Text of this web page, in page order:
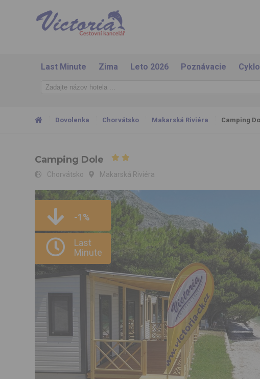
Last Minute Zima Leto 2026 Poznávacie Cyklo
Dovolenka Chorvátsko Makarská Riviéra Camping
Camping Dole
Chorvátsko Makarská Riviéra
Camping Dole
-1%
Last
Minute